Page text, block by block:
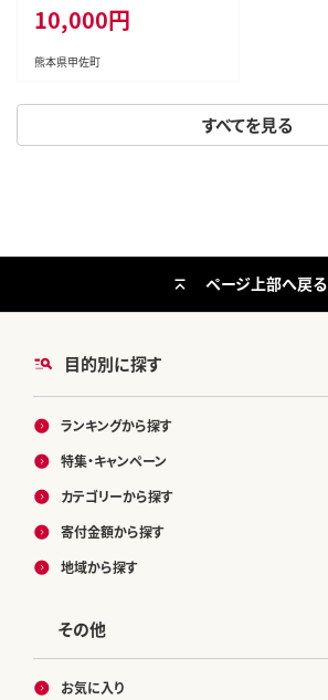
すべてを見る
牛ジャーキー 天草大王サラミ 天
草大王ジャーキー 詰め合わせセ
ット おやつ おつまみ 珍味 おす
10,000円
熊本県甲佐町
目的別に探す
ランキングから探す
特集・キャンペーン
カテゴリーから探す
寄付金額から探す
地域から探す
その他
お気に入り
ページ上部へ戻る